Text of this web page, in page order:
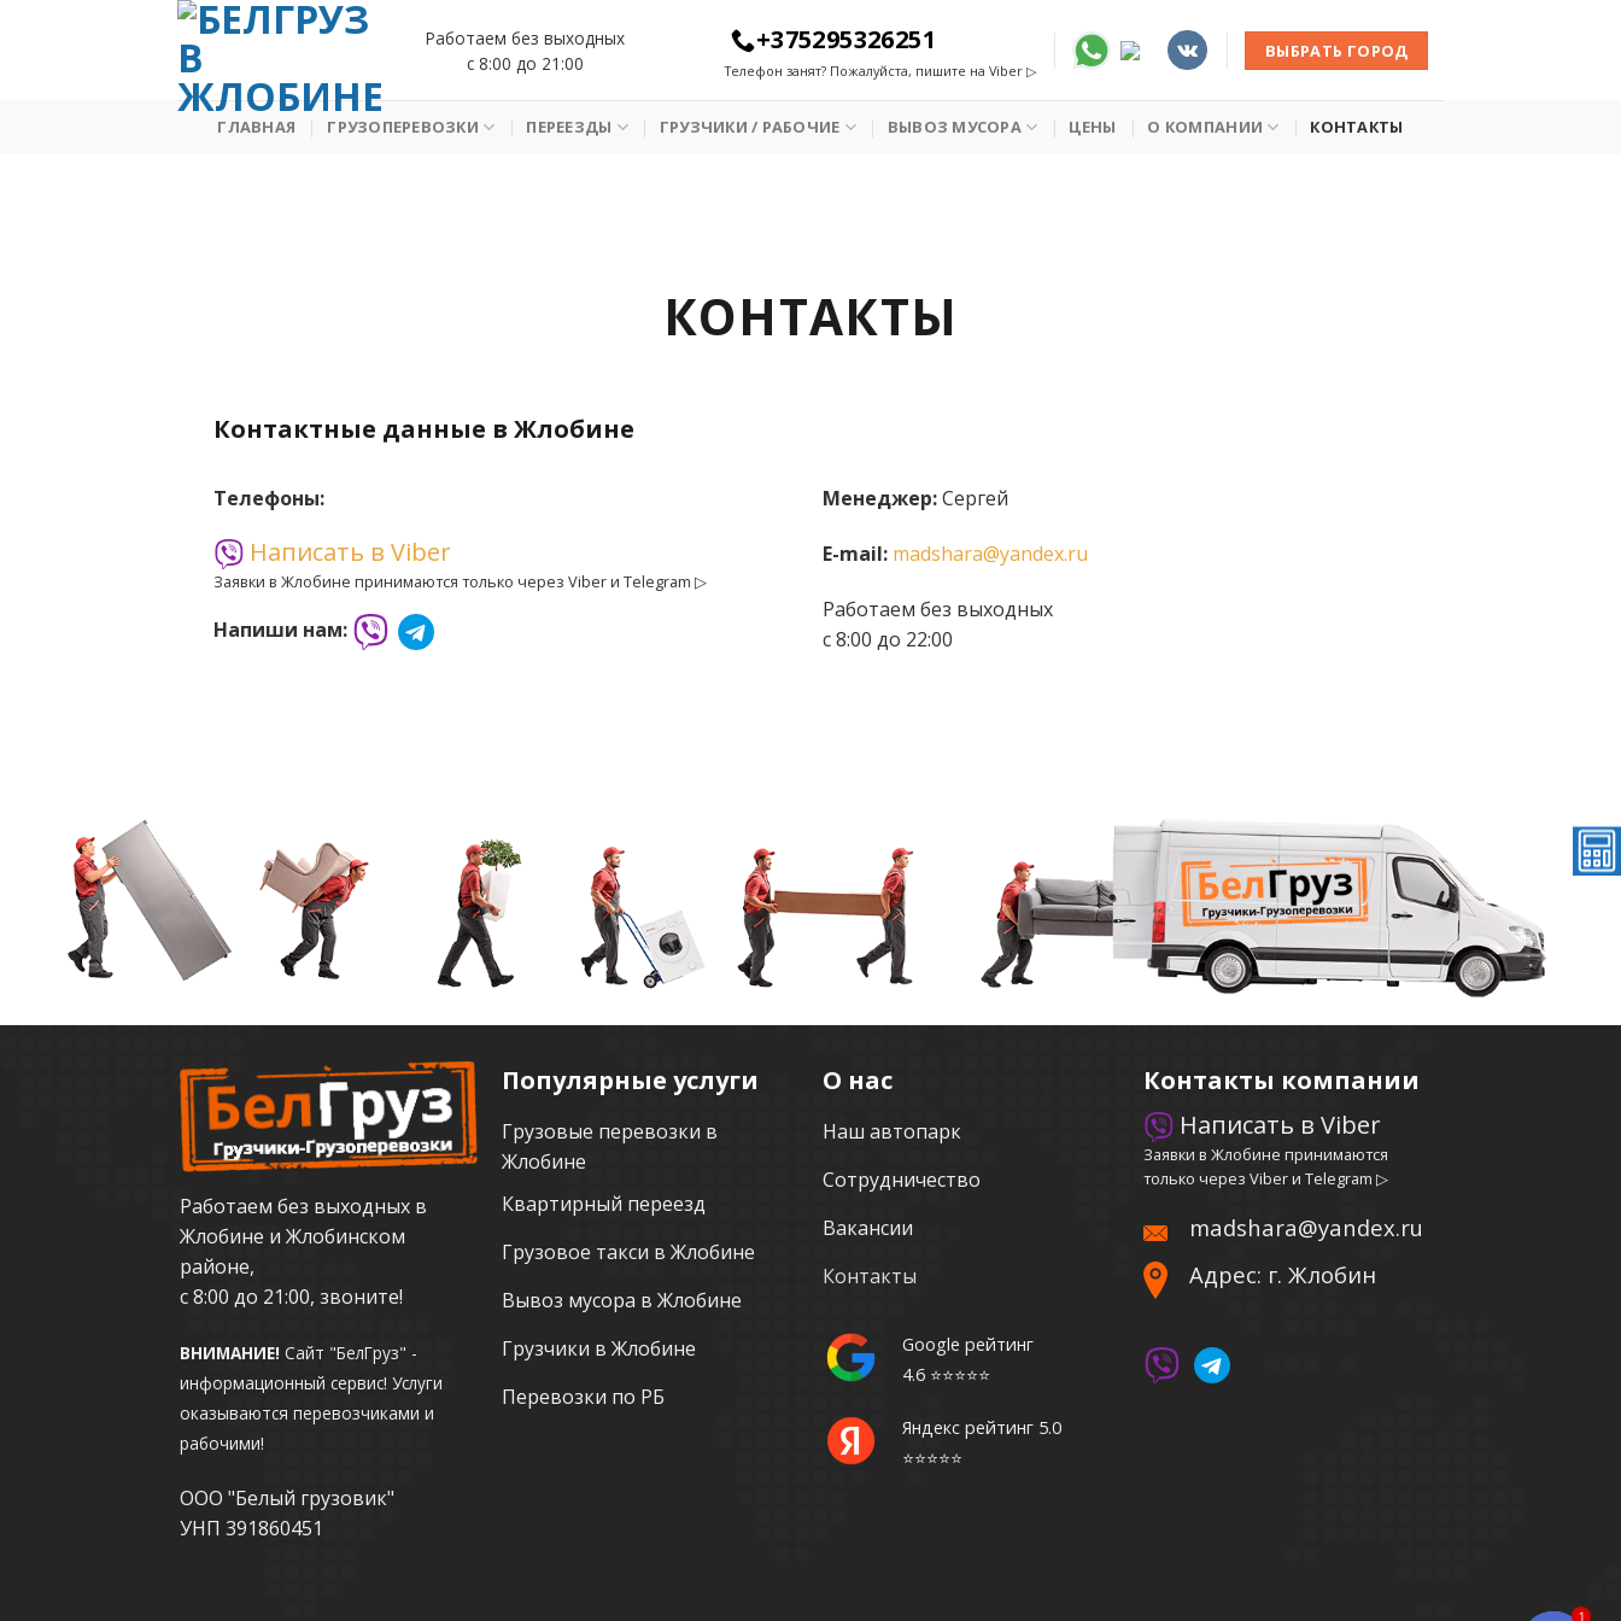
Работаем без выходных
с 8:00 до 21:00
+375295326251
Телефон занят? Пожалуйста, пишите на Viber ▷
ВЫБРАТЬ ГОРОД
ГЛАВНАЯ ГРУЗОПЕРЕВОЗКИ ПЕРЕЕЗДЫ ГРУЗЧИКИ / РАБОЧИЕ ВЫВОЗ МУСОРА ЦЕНЫ О КОМПАНИИ КОНТАКТЫ
КОНТАКТЫ
Контактные данные в Жлобине
Телефоны:
Написать в Viber
Заявки в Жлобине принимаются только через Viber и Telegram ▷
Напиши нам:
Менеджер:Сергей
E-mail: madshara@yandex.ru
Работаем без выходных
с 8:00 до 22:00
Работаем без выходных в
Жлобине и Жлобинском
районе,
с 8:00 до 21:00, звоните!
ВНИМАНИЕ!Сайт "БелГруз" -
информационный сервис!Услуги
оказываются перевозчиками и
рабочими!
ООО "Белый грузовик"
УНП 391860451
Популярные услуги
Грузовые перевозки в
Жлобине
Квартирный переезд
Грузовое такси в Жлобине
Вывоз мусора в Жлобине
Грузчики в Жлобине
Перевозки по РБ
О нас
Наш автопарк
Сотрудничество
Вакансии
Контакты
Google рейтинг
4.6 ⭐️⭐️⭐️⭐️⭐️
Яндекс рейтинг 5.0
⭐️⭐️⭐️⭐️⭐️
Контакты компании
Написать в Viber
Заявки в Жлобине принимаются
только через Viber и Telegram ▷
madshara@yandex.ru
Адрес: г. Жлобин
1